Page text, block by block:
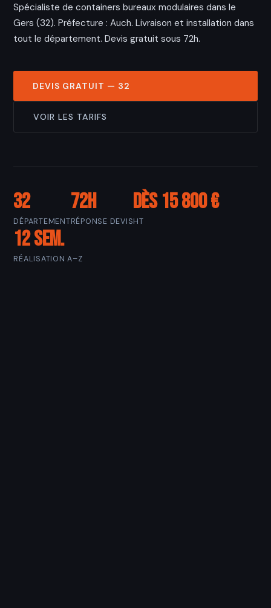
Spécialiste de containers bureaux modulaires dans le
Gers (32). Préfecture : Auch. Livraison et installation dans
tout le département. Devis gratuit sous 72h.
DEVIS GRATUIT — 32
VOIR LES TARIFS
32
DÉPARTEMENT
72h
RÉPONSE DEVIS
Dès 15 800 €
HT
12 sem.
RÉALISATION A–Z